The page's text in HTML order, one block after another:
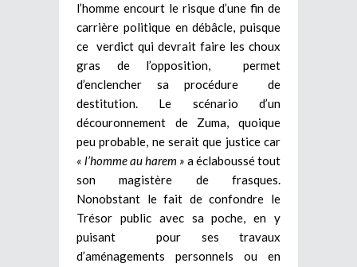
l’homme encourt le risque d’une fin de
carrière politique en débâcle, puisque
ce verdict qui devrait faire les choux
gras de l’opposition, permet
d’enclencher sa procédure de
destitution. Le scénario d’un
découronnement de Zuma, quoique
peu probable, ne serait que justice car
« l’homme au harem » a éclaboussé tout
son magistère de frasques.
Nonobstant le fait de confondre le
Trésor public avec sa poche, en y
puisant pour ses travaux
d’aménagements personnels ou en